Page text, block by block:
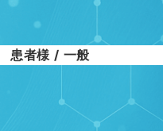
患者様 / 一般